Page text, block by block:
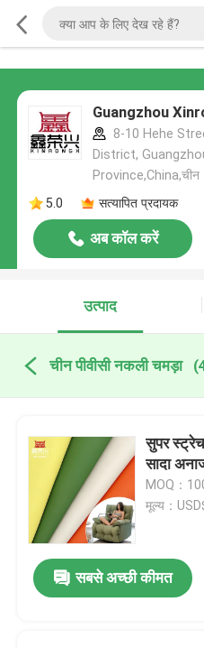
Guangzhou
8-10 Hehe
District,
Province,China,चीन
5.0
सत्यापित प्रदायक
अब कॉल करें
उत्पाद
चीन पीवीसी नकली चमड़ा
सुपर
सादा
MOQ：
मूल्य：
सबसे अच्छी कीमत